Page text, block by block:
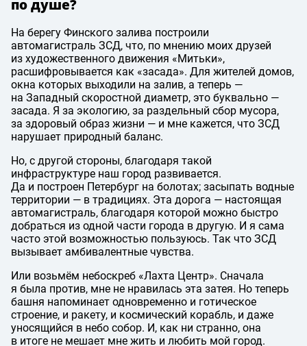
по душе?
На берегу Финского залива построили
автомагистраль ЗСД, что, по мнению моих друзей
из художественного движения «Митьки»,
расшифровывается как «засада». Для жителей домов,
окна которых выходили на залив, а теперь —
на Западный скоростной диаметр, это буквально —
засада. Я за экологию, за раздельный сбор мусора,
за здоровый образ жизни — и мне кажется, что ЗСД
нарушает природный баланс.
Но, с другой стороны, благодаря такой
инфраструктуре наш город развивается.
Да и построен Петербург на болотах; засыпать водные
территории — в традициях. Эта дорога — настоящая
автомагистраль, благодаря которой можно быстро
добраться из одной части города в другую. И я сама
часто этой возможностью пользуюсь. Так что ЗСД
вызывает амбивалентные чувства.
Или возьмём небоскреб «Лахта Центр». Сначала
я была против, мне не нравилась эта затея. Но теперь
башня напоминает одновременно и готическое
строение, и ракету, и космический корабль, и даже
уносящийся в небо собор. И, как ни странно, она
в итоге не мешает мне жить и любить мой город.